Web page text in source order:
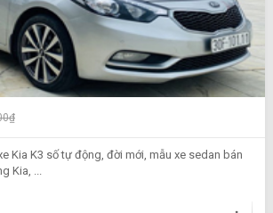
Kia K3 số tự động, đời mới, mẫu xe sedan bán
Kia, ...